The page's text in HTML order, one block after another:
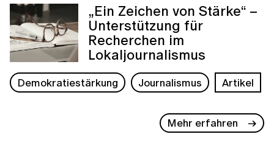
„Ein Zeichen von Stärke“ –
Unterstützung für
Recherchen im
Lokaljournalismus
Demokratiestärkung Journalismus Artikel
Mehr erfahren